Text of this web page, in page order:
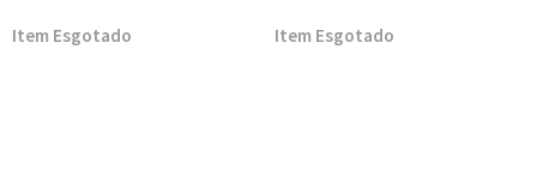
Esgotado Esgotado